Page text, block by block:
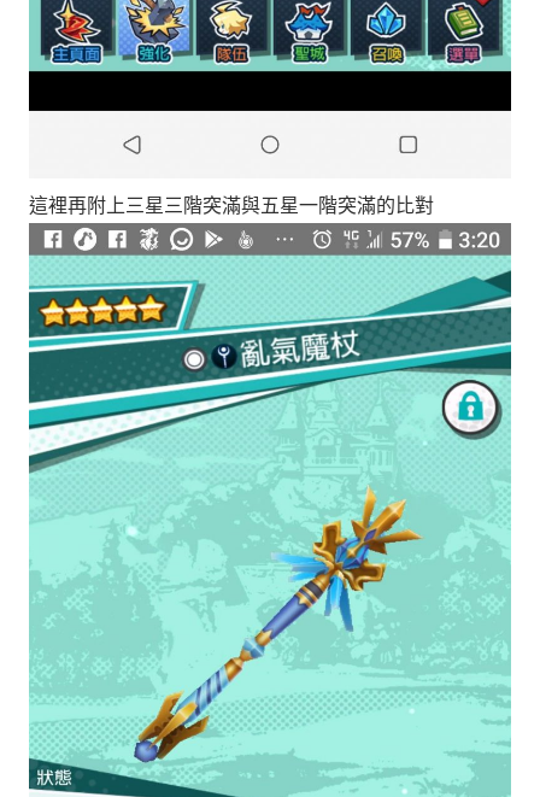
這裡再附上三星三階突滿與五星一階突滿的比對